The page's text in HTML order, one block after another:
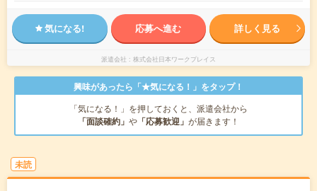
気になる! 応募へ進む 詳しく見る
派遣会社 株式会社日本ワークプレイス
興味があったら「★気になる！」をタップ！
「気になる！」を押しておくと、派遣会社から
「面談確約」 や 「応募歓迎」 が届きます！
未読